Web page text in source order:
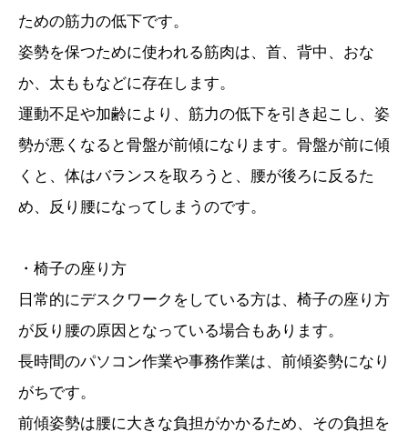
ための筋力の低下です。
姿勢を保つために使われる筋肉は、首、背中、おな
か、太ももなどに存在します。
運動不足や加齢により、筋力の低下を引き起こし、姿
勢が悪くなると骨盤が前傾になります。骨盤が前に傾
くと、体はバランスを取ろうと、腰が後ろに反るた
め、反り腰になってしまうのです。
・椅子の座り方
日常的にデスクワークをしている方は、椅子の座り方
が反り腰の原因となっている場合もあります。
長時間のパソコン作業や事務作業は、前傾姿勢になり
がちです。
前傾姿勢は腰に大きな負担がかかるため、その負担を